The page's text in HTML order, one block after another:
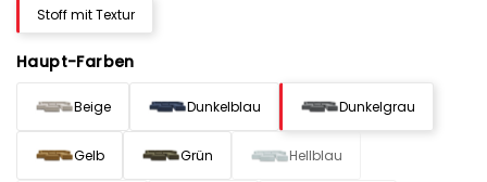
Stoff mit Textur
Haupt-Farben
Beige Dunkelblau Dunkelgrau
Gelb Grün Hellblau